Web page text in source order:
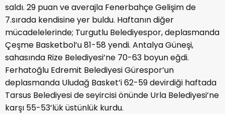
saldı. 29 puan ve averajla Fenerbahçe Gelişim de
7.sırada kendisine yer buldu. Haftanın diğer
mücadelelerinde; Turgutlu Belediyespor, deplasmanda
Çeşme Basketbol’u 81-58 yendi. Antalya Güneşi,
sahasında Rize Belediyesi’ne 70-63 boyun eğdi.
Ferhatoğlu Edremit Belediyesi Gürespor’un
deplasmanda Uludağ Basket’i 62-59 devirdiği haftada
Tarsus Belediyesi de seyircisi önünde Urla Belediyesi’ne
karşı 55-53’lük üstünlük kurdu.